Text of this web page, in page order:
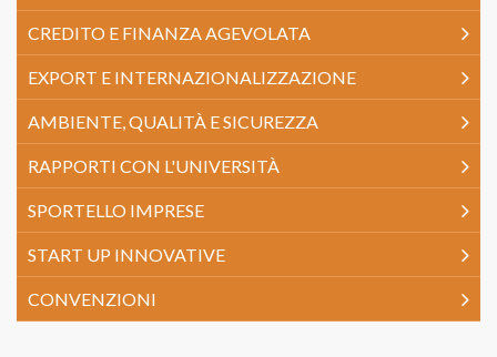
CREDITO E FINANZA AGEVOLATA
EXPORT E INTERNAZIONALIZZAZIONE
AMBIENTE, QUALITÀ E SICUREZZA
RAPPORTI CON L'UNIVERSITÀ
SPORTELLO IMPRESE
START UP INNOVATIVE
CONVENZIONI